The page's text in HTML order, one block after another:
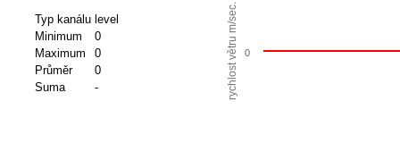
Typ kanálu level
Minimum
0
Maximum
0
Průměr
0
Suma
- rychlost větru m/sec. 0